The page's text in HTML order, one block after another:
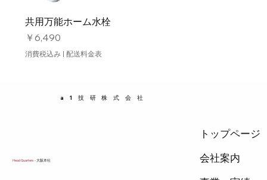
共用万能ホーム水栓
価格
￥6,490
消費税込み | 配送料金表
a1技研株式会社
Head Quarters- 大阪本社
トップページ
会社案内